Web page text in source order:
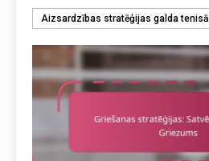
Aizsardzības stratēģijas galda tenisā